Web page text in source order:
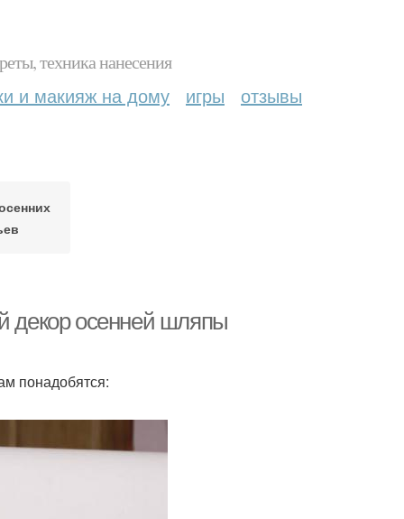
техника нанесения
и макияж на дому игры отзывы
декор осенней шляпы
понадобятся: